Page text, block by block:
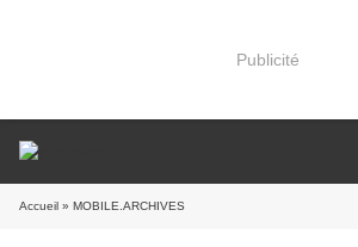
Publicité
Accueil » MOBILE.ARCHIVES